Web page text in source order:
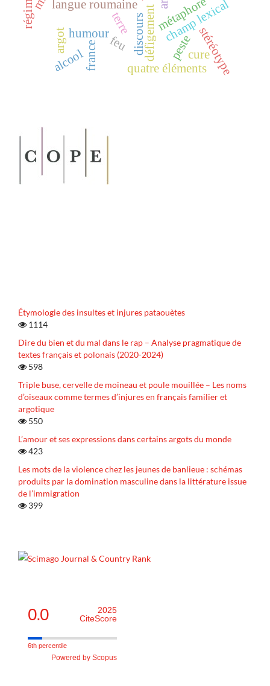
discoursdéfigement
humour
argot
métaphore
langue roumaine champ lexical
stéréotype
quatre éléments
terre
feu
france pestecure
alcool
Étymologie des insultes et injures pataouètes
1114
Dire du bien et du mal dans le rap – Analyse pragmatique de
textes français et polonais (2020-2024)
598
Triple buse, cervelle de moineau et poule mouillée – Les noms
d’oiseaux comme termes d’injures en français familier et
argotique
550
L’amour et ses expressions dans certains argots du monde
423
Les mots de la violence chez les jeunes de banlieue : schémas
produits par la domination masculine dans la littérature issue
de l’immigration
399
0.0
2025
CiteScore
6th percentile
Powered by Scopus